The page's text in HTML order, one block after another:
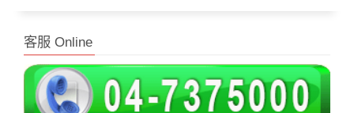
客服 Online